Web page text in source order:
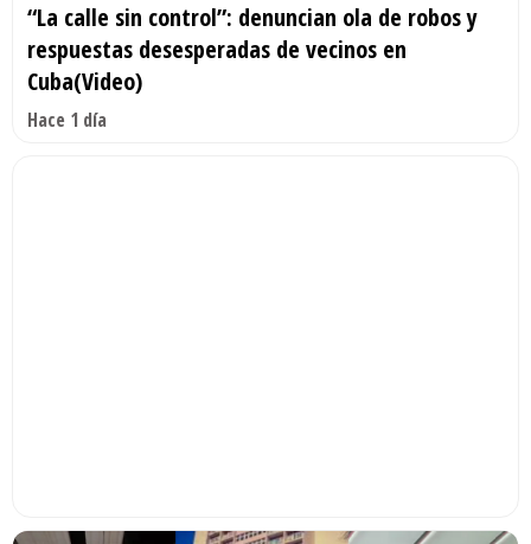
“La calle sin control”: denuncian ola de robos y
respuestas desesperadas de vecinos en
Cuba(Video)
Hace 1 día